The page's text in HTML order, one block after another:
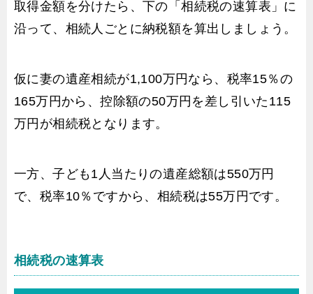
取得金額を分けたら、下の「相続税の速算表」に
沿って、相続人ごとに納税額を算出しましょう。
仮に妻の遺産相続が1,100万円なら、税率15％の
165万円から、控除額の50万円を差し引いた115
万円が相続税となります。
一方、子ども1人当たりの遺産総額は550万円
で、税率10％ですから、相続税は55万円です。
相続税の速算表